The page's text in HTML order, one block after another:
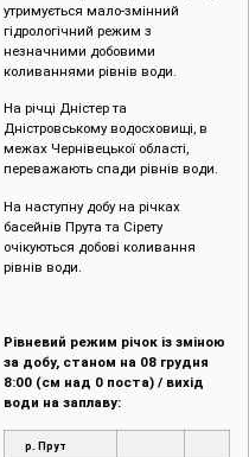
утримується мало-змінний
гідрологічний режим з
незначними добовими
коливаннями рівнів води.
На річці Дністер та
Дністровському водосховищі, в
межах Чернівецької області,
переважають спади рівнів води.
На наступну добу на річках
басейнів Прута та Сірету
очікуються добові коливання
рівнів води.
Рівневий режим річок із зміною
за добу, станом на 08 грудня
8:00 (см над 0 поста) / вихід
води на заплаву:
р. Прут